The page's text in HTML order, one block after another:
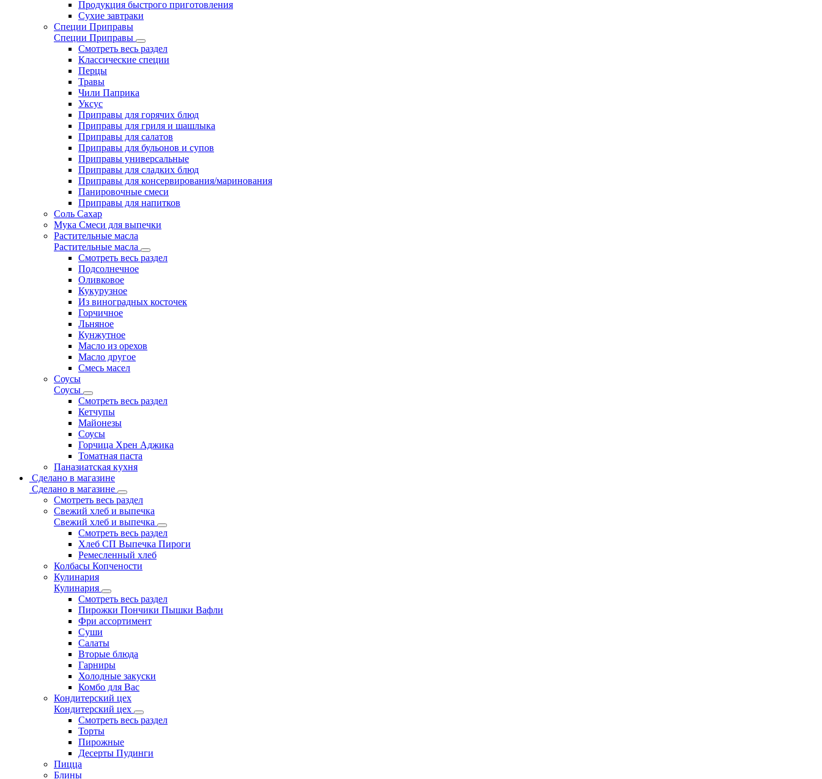
Продукция быстрого приготовления
Сухие завтраки
Специи Приправы
Специи Приправы
Смотреть весь раздел
Классические специи
Перцы
Травы
Чили Паприка
Уксус
Приправы для горячих блюд
Приправы для гриля и шашлыка
Приправы для салатов
Приправы для бульонов и супов
Приправы универсальные
Приправы для сладких блюд
Приправы для консервирования/маринования
Панировочные смеси
Приправы для напитков
Соль Сахар
Мука Смеси для выпечки
Растительные масла
Растительные масла
Смотреть весь раздел
Подсолнечное
Оливковое
Кукурузное
Из виноградных косточек
Горчичное
Льняное
Кунжутное
Масло из орехов
Масло другое
Смесь масел
Соусы
Соусы
Смотреть весь раздел
Кетчупы
Майонезы
Соусы
Горчица Хрен Аджика
Томатная паста
Паназиатская кухня
Сделано в магазине
Сделано в магазине
Смотреть весь раздел
Свежий хлеб и выпечка
Свежий хлеб и выпечка
Смотреть весь раздел
Хлеб СП Выпечка Пироги
Ремесленный хлеб
Колбасы Копчености
Кулинария
Кулинария
Смотреть весь раздел
Пирожки Пончики Пышки Вафли
Фри ассортимент
Суши
Салаты
Вторые блюда
Гарниры
Холодные закуски
Комбо для Вас
Кондитерский цех
Кондитерский цех
Смотреть весь раздел
Торты
Пирожные
Десерты Пудинги
Пицца
Блины